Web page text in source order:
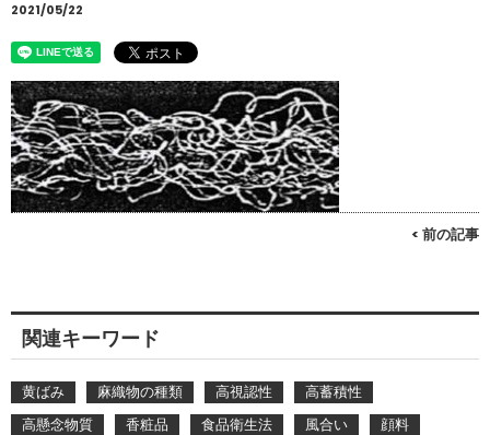
2021/05/22
< 前の記事
関連キーワード
黄ばみ 麻織物の種類 高視認性
高蓄積性
高懸念物質
香粧品 食品衛生法 風合い
顔料